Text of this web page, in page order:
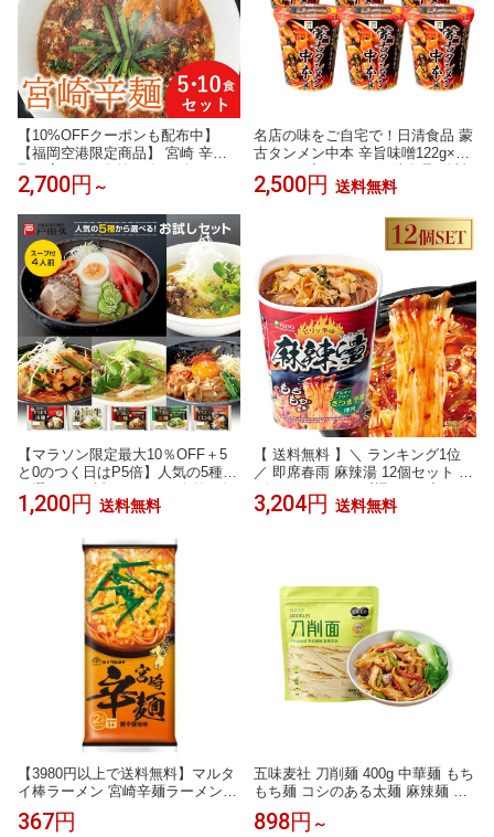
【10%OFFクーポンも配布中】
【福岡空港限定商品】 宮崎 辛麺
ト） カラメン からめん ラーメン
取り寄せ セット 1人前 5人前 食品
ランチ 辛い 激辛 スープ 麺 博多
インスタント レシピ
2,700円 ～
名店の味をご自宅で！日清食品 蒙
古タンメン中本 辛旨味噌122g×6
無料
2,500円 送料無料
【マラソン限定最大10％OFF＋5
と0のつく日はP5倍】人気の5種か
入 スープ付き 冷麺 ユッケジャン
元 タレ付き 麺 スープ 岩手 ご当地
グルメ 人気 取り寄せ ご自宅用 本
1,200円 送料無料
【 送料無料 】＼ ランキング1位
／ 即席春雨 麻辣湯 12個セット /
メンセット マーラー マーラータ
3,204円 送料無料
【3980円以上で送料無料】マルタ
イ棒ラーメン 宮崎辛麺ラーメン
激辛醤油味 (二人前) ノンフライ
【九州限定】 お取り寄せ 贈り物
367円
五味麦社 刀削麺 400g 中華麺 もち
もち麺 コシのある太麺 麻辣麺 炒
め麺 スープ麺 業務用対応 半生麺
中華刀削麺 幅広麺 まぜ麺 スープ
898円 ～